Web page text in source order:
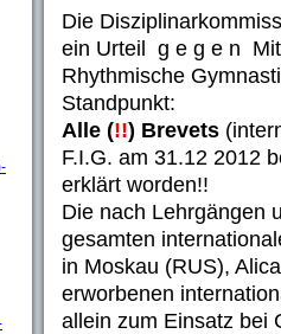
Die
ein Urteil g e g e n
Rhythmische
Standpunkt:
Alle (!!) Brevets
F.I.G. am 31.12 2012
erklärt worden!!
Die nach Lehrgängen
gesamten
in Moskau (RUS),
erworbenen
allein zum Einsatz bei